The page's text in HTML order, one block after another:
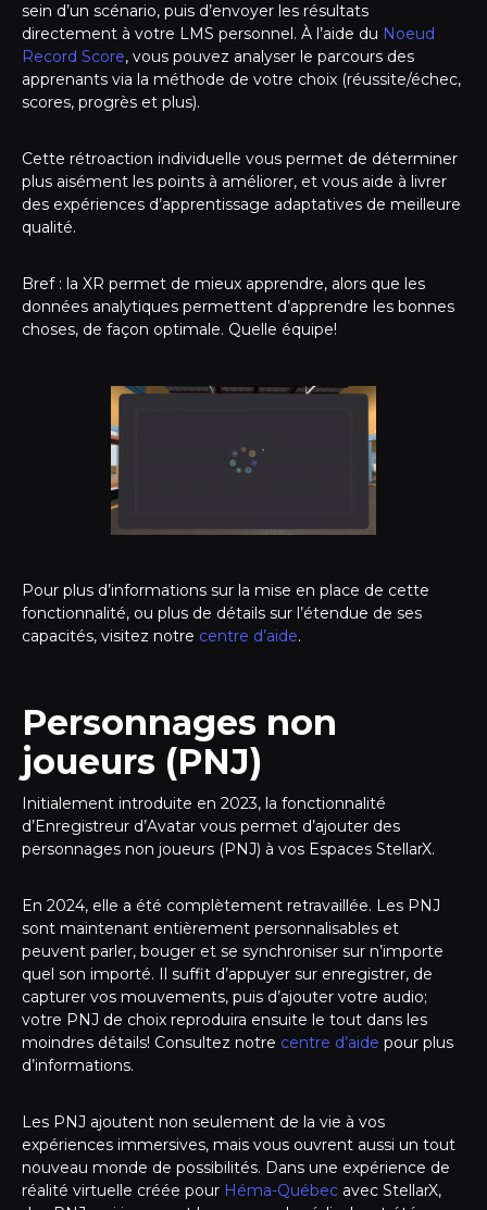
sein d’un scénario, puis d’envoyer les résultats
directement à votre LMS personnel. À l’aide du Noeud
Record Score, vous pouvez analyser le parcours des
apprenants via la méthode de votre choix (réussite/échec,
scores, progrès et plus).
Cette rétroaction individuelle vous permet de déterminer
plus aisément les points à améliorer, et vous aide à livrer
des expériences d’apprentissage adaptatives de meilleure
qualité.
Bref : la XR permet de mieux apprendre, alors que les
données analytiques permettent d’apprendre les bonnes
choses, de façon optimale. Quelle équipe!
Pour plus d’informations sur la mise en place de cette
fonctionnalité, ou plus de détails sur l’étendue de ses
capacités, visitez notre centre d’aide.
Personnages non
joueurs (PNJ)
Initialement introduite en 2023, la fonctionnalité
d’Enregistreur d’Avatar vous permet d’ajouter des
personnages non joueurs (PNJ) à vos Espaces StellarX.
En 2024, elle a été complètement retravaillée. Les PNJ
sont maintenant entièrement personnalisables et
peuvent parler, bouger et se synchroniser sur n’importe
quel son importé. Il suffit d’appuyer sur enregistrer, de
capturer vos mouvements, puis d’ajouter votre audio;
votre PNJ de choix reproduira ensuite le tout dans les
moindres détails! Consultez notre centre d’aide pour plus
d’informations.
Les PNJ ajoutent non seulement de la vie à vos
expériences immersives, mais vous ouvrent aussi un tout
nouveau monde de possibilités. Dans une expérience de
réalité virtuelle créée pour Héma-Québec avec StellarX,